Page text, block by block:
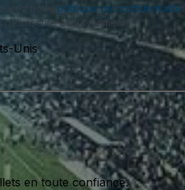
notre politique de confidentialité
à tout moment.
Unis
en toute confiance.